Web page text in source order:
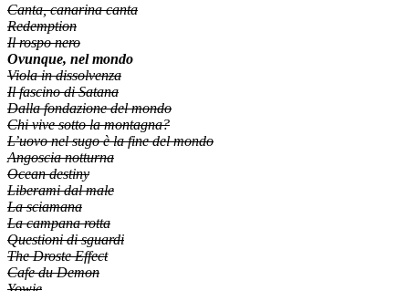
Canta, canarina canta
Redemption
Il rospo nero
Ovunque, nel mondo
Viola in dissolvenza
Il fascino di Satana
Dalla fondazione del mondo
Chi vive sotto la montagna?
L’uovo nel sugo è la fine del mondo
Angoscia notturna
Ocean destiny
Liberami dal male
La sciamana
La campana rotta
Questioni di sguardi
The Droste Effect
Cafe du Demon